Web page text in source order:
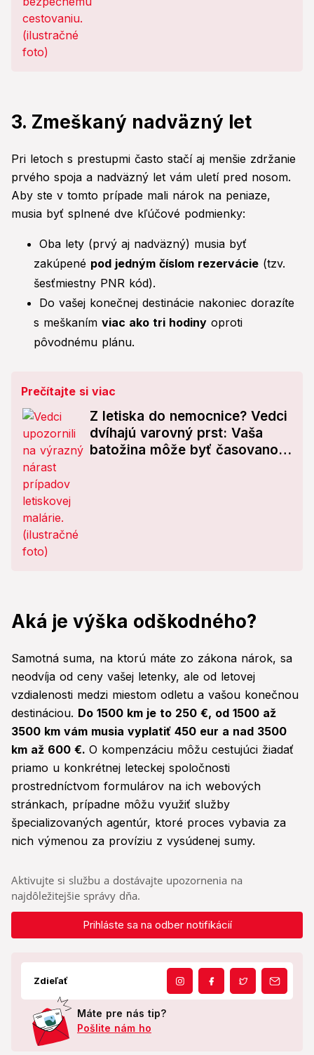
3. Zmeškaný nadväzný let
Pri letoch s prestupmi často stačí aj menšie zdržanie
prvého spoja a nadväzný let vám uletí pred nosom.
Aby ste v tomto prípade mali nárok na peniaze,
musia byť splnené dve kľúčové podmienky:
Oba lety (prvý aj nadväzný) musia byť
zakúpené pod jedným číslom rezervácie (tzv.
šesťmiestny PNR kód).
Do vašej konečnej destinácie nakoniec dorazíte
s meškaním viac ako tri hodiny oproti
pôvodnému plánu.
Prečítajte si viac
Z letiska do nemocnice? Vedci
dvíhajú varovný prst: Vaša
batožina môže byť časovanou
Aká je výška odškodného?
Samotná suma, na ktorú máte zo zákona nárok, sa
neodvíja od ceny vašej letenky, ale od letovej
vzdialenosti medzi miestom odletu a vašou konečnou
destináciou. Do 1500 km je to 250 €, od 1500 až
3500 km vám musia vyplatiť 450 eur a nad 3500
km až 600 €. O kompenzáciu môžu cestujúci žiadať
priamo u konkrétnej leteckej spoločnosti
prostredníctvom formulárov na ich webových
stránkach, prípadne môžu využiť služby
špecializovaných agentúr, ktoré proces vybavia za
nich výmenou za províziu z vysúdenej sumy.
Aktivujte si službu a dostávajte upozornenia na
najdôležitejšie správy dňa.
Prihláste sa na odber notifikácií
Zdieľať
Máte pre nás tip?
Pošlite nám ho